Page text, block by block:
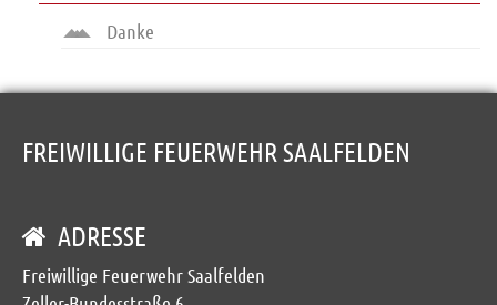
Danke
FREIWILLIGE FEUERWEHR SAALFELDEN
ADRESSE
Freiwillige Feuerwehr Saalfelden